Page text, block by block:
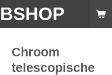
BSHOP
Chroom
telescopische